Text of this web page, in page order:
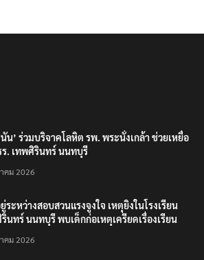
น’ ร่วมบริจาคโลหิต รพ. พระนั่งเกล้า ช่วยเหยื่อ
ร. เทพศิรินทร์ นนทบุรี
คม 2026
ระหว่างสอบสวนแรงจูงใจ เหตุยิงในโรงเรียน
นทร์ นนทบุรี พบเด็กก่อเหตุเครียดเรื่องเรียน
คม 2026